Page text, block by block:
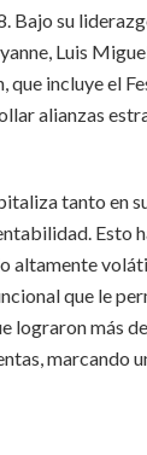
Bajo su
Luis
incluye el
alianzas
tanto en
Esto
altamente
que le
lograron más
marcando